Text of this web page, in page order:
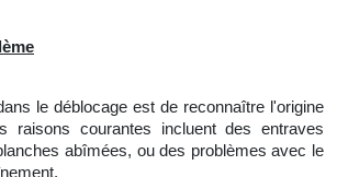
le déblocage est de reconnaître l'origine
raisons courantes incluent des entraves
abîmées, ou des problèmes avec le